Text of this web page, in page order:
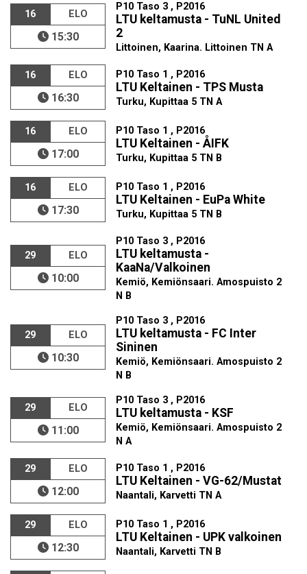
16 ELO
15:30
P10 Taso 3 , P2016
LTU keltamusta - TuNL United
2
Littoinen, Kaarina. Littoinen TN A
16 ELO
16:30
P10 Taso 1 , P2016
LTU Keltainen - TPS Musta
Turku, Kupittaa 5 TN A
16 ELO
17:00
P10 Taso 1 , P2016
LTU Keltainen - ÅIFK
Turku, Kupittaa 5 TN B
16 ELO
17:30
P10 Taso 1 , P2016
LTU Keltainen - EuPa White
Turku, Kupittaa 5 TN B
29 ELO
10:00
P10 Taso 3 , P2016
LTU keltamusta -
KaaNa/Valkoinen
Kemiö, Kemiönsaari. Amospuisto 2
N B
29 ELO
10:30
P10 Taso 3 , P2016
LTU keltamusta - FC Inter
Sininen
Kemiö, Kemiönsaari. Amospuisto 2
N B
29 ELO
11:00
P10 Taso 3 , P2016
LTU keltamusta - KSF
Kemiö, Kemiönsaari. Amospuisto 2
N A
29 ELO
12:00
P10 Taso 1 , P2016
LTU Keltainen - VG-62/Mustat
Naantali, Karvetti TN A
29 ELO
12:30
P10 Taso 1 , P2016
LTU Keltainen - UPK valkoinen
Naantali, Karvetti TN B